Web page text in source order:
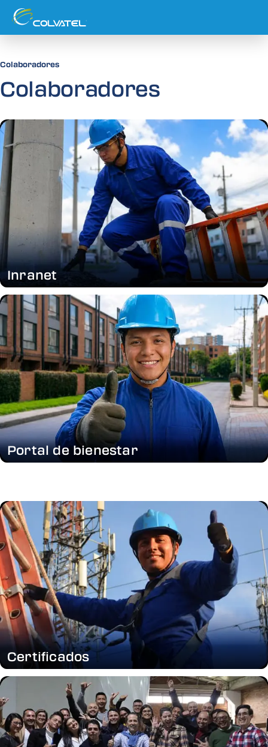
Colaboradores
Colaboradores
Inranet
Portal de bienestar
Certificados